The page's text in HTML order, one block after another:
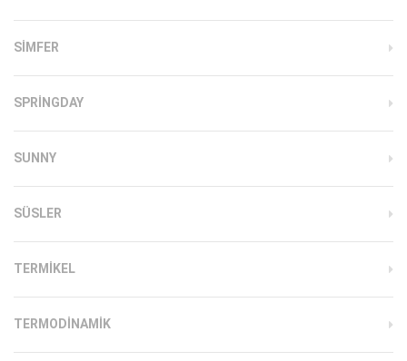
SIMFER
SPRINGDAY
SUNNY
SÜSLER
TERMIKEL
TERMODINAMIK